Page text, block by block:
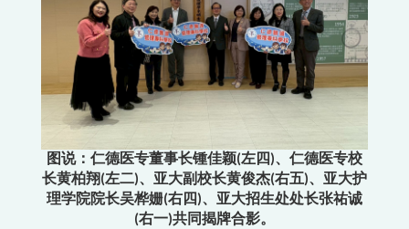
图说：仁德医专董事长锺佳颖(左四)、仁德医专校
长黄柏翔(左二)、亚大副校长黄俊杰(右五)、亚大护
理学院院长吴桦姗(右四)、亚大招生处处长张祐诚
(右一)共同揭牌合影。